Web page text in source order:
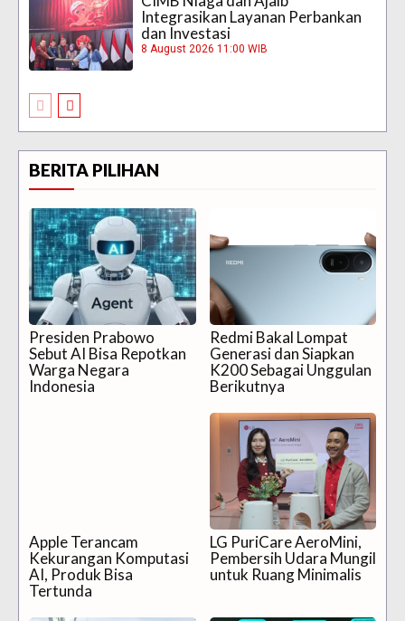
Integrasikan Layanan Perbankan
dan Investasi
8 August 2026 11:00 WIB
BERITA PILIHAN
Presiden Prabowo
Sebut AI Bisa Repotkan
Warga Negara
Indonesia
Redmi Bakal Lompat
Generasi dan Siapkan
K200 Sebagai Unggulan
Berikutnya
Apple Terancam
Kekurangan Komputasi
AI, Produk Bisa
Tertunda
LG PuriCare AeroMini,
Pembersih Udara Mungil
untuk Ruang Minimalis